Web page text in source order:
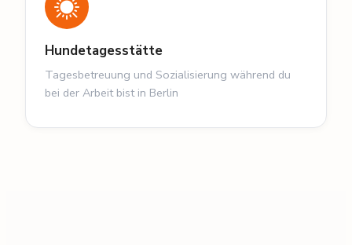
Hundetagesstätte
Tagesbetreuung und Sozialisierung während du
bei der Arbeit bist in Berlin